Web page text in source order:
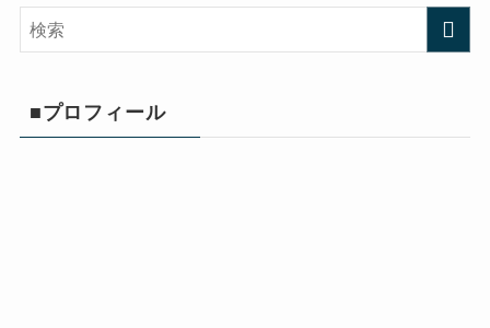
■プロフィール